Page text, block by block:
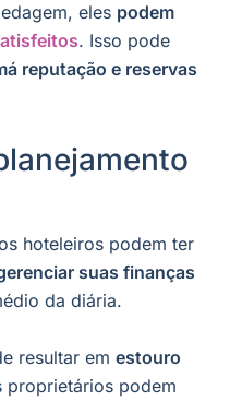
eles podem
. Isso pode
reputação e reservas
hoteleiros podem ter
suas finanças
da diária.
resultar em estouro
proprietários podem